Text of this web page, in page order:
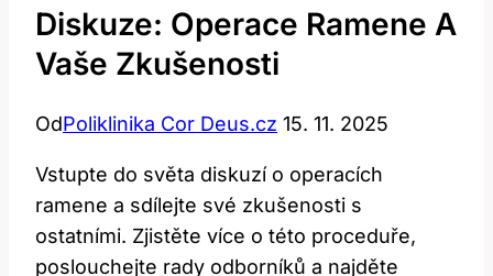
Diskuze: Operace Ramene A
Vaše Zkušenosti
OdPoliklinika Cor Deus.cz 15. 11. 2025
Vstupte do světa diskuzí o operacích
ramene a sdílejte své zkušenosti s
ostatními. Zjistěte více o této proceduře,
poslouchejte rady odborníků a najděte